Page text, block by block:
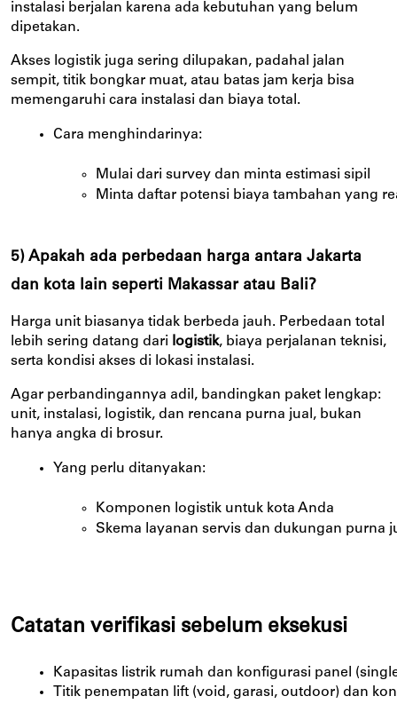
instalasi berjalan karena ada kebutuhan yang belum
dipetakan.
Akses logistik juga sering dilupakan, padahal jalan
sempit, titik bongkar muat, atau batas jam kerja bisa
memengaruhi cara instalasi dan biaya total.
Cara menghindarinya:
Mulai dari survey dan minta estimasi sipil
Minta daftar potensi biaya tambahan yang
5) Apakah ada perbedaan harga antara Jakarta
dan kota lain seperti Makassar atau Bali?
Harga unit biasanya tidak berbeda jauh. Perbedaan total
lebih sering datang dari logistik, biaya perjalanan teknisi,
serta kondisi akses di lokasi instalasi.
Agar perbandingannya adil, bandingkan paket lengkap:
unit, instalasi, logistik, dan rencana purna jual, bukan
hanya angka di brosur.
Yang perlu ditanyakan:
Komponen logistik untuk kota Anda
Skema layanan servis dan dukungan purna
Catatan verifikasi sebelum eksekusi
Kapasitas listrik rumah dan konfigurasi panel
Titik penempatan lift (void, garasi, outdoor) dan